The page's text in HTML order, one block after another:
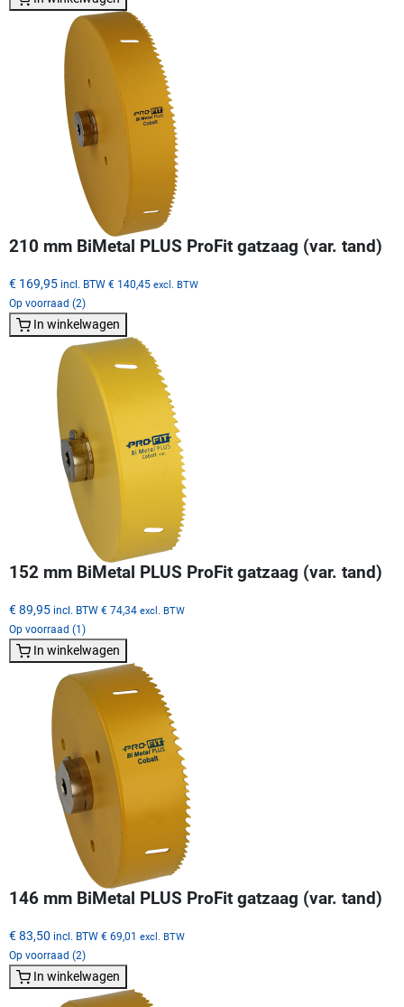
210 mm BiMetal PLUS ProFit gatzaag (var. tand)
€ 169,95 incl. BTW € 140,45 excl. BTW
Op voorraad (2)
In winkelwagen
152 mm BiMetal PLUS ProFit gatzaag (var. tand)
€ 89,95 incl. BTW € 74,34 excl. BTW
Op voorraad (1)
In winkelwagen
146 mm BiMetal PLUS ProFit gatzaag (var. tand)
€ 83,50 incl. BTW € 69,01 excl. BTW
Op voorraad (2)
In winkelwagen